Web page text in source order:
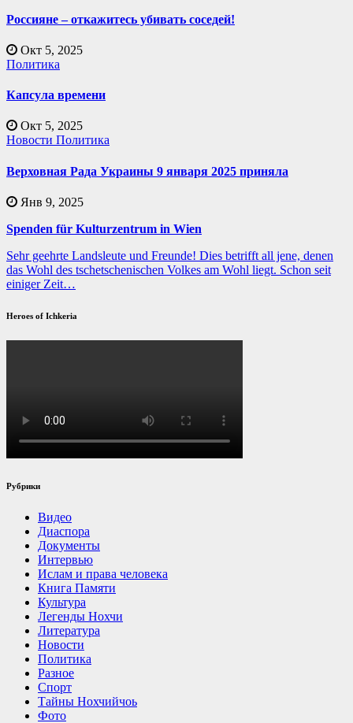
Россияне – откажитесь убивать соседей!
Окт 5, 2025
Политика
Капсула времени
Окт 5, 2025
Новости Политика
Верховная Рада Украины 9 января 2025 приняла
Янв 9, 2025
Spenden für Kulturzentrum in Wien
Sehr geehrte Landsleute und Freunde! Dies betrifft all jene, denen
das Wohl des tschetschenischen Volkes am Wohl liegt. Schon seit
einiger Zeit…
Heroes of Ichkeria
Рубрики
Видео
Диаспора
Документы
Интервью
Ислам и права человека
Книга Памяти
Культура
Легенды Нохчи
Литература
Новости
Политика
Разное
Спорт
Тайны Нохчийчоь
Фото